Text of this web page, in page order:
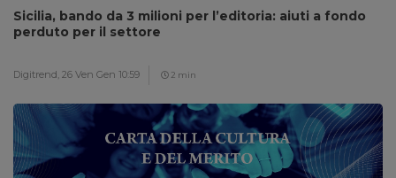
Sicilia, bando da 3 milioni per l’editoria: aiuti a fondo
perduto per il settore
Digitrend, 26 Ven Gen 10:59 2 min